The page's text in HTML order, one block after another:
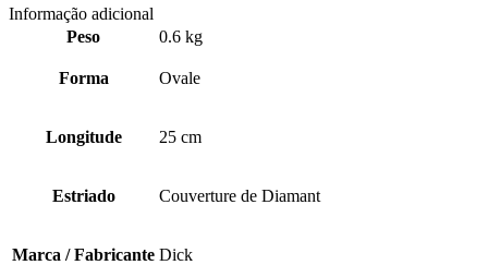
Informação adicional
Peso
0.6 kg
Forma Ovale
Longitude 25 cm
Estriado Couverture de Diamant
Marca / Fabricante Dick